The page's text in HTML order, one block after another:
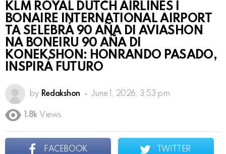
KLM ROYAL DUTCH AIRLINES I
BONAIRE INTERNATIONAL AIRPORT
TA SELEBRÁ 90 AÑA DI AVIASHON
NA BONEIRU 90 AÑA DI
KONEKSHON: HONRANDO PASADO,
INSPIRÁ FUTURO
by Redakshon June 1, 2026, 3:53 pm
1.8k Views
FACEBOOK TWITTER